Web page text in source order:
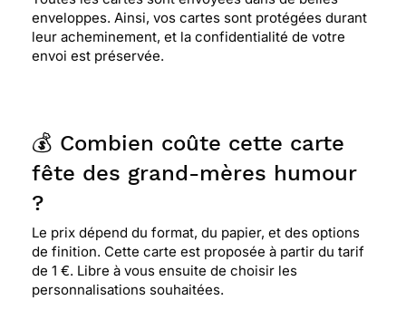
enveloppes. Ainsi, vos cartes sont protégées durant
leur acheminement, et la confidentialité de votre
envoi est préservée.
💰 Combien coûte cette carte
fête des grand-mères humour
?
Le prix dépend du format, du papier, et des options
de finition. Cette carte est proposée à partir du tarif
de 1 €. Libre à vous ensuite de choisir les
personnalisations souhaitées.